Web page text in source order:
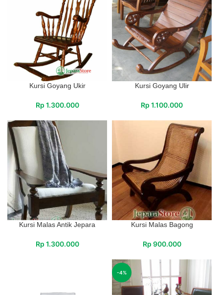
Kursi Goyang Ukir
Rp 1.300.000
Kursi Goyang Ulir
Rp 1.100.000
Kursi Malas Antik Jepara
Rp 1.300.000
Kursi Malas Bagong
Rp 900.000
-4%